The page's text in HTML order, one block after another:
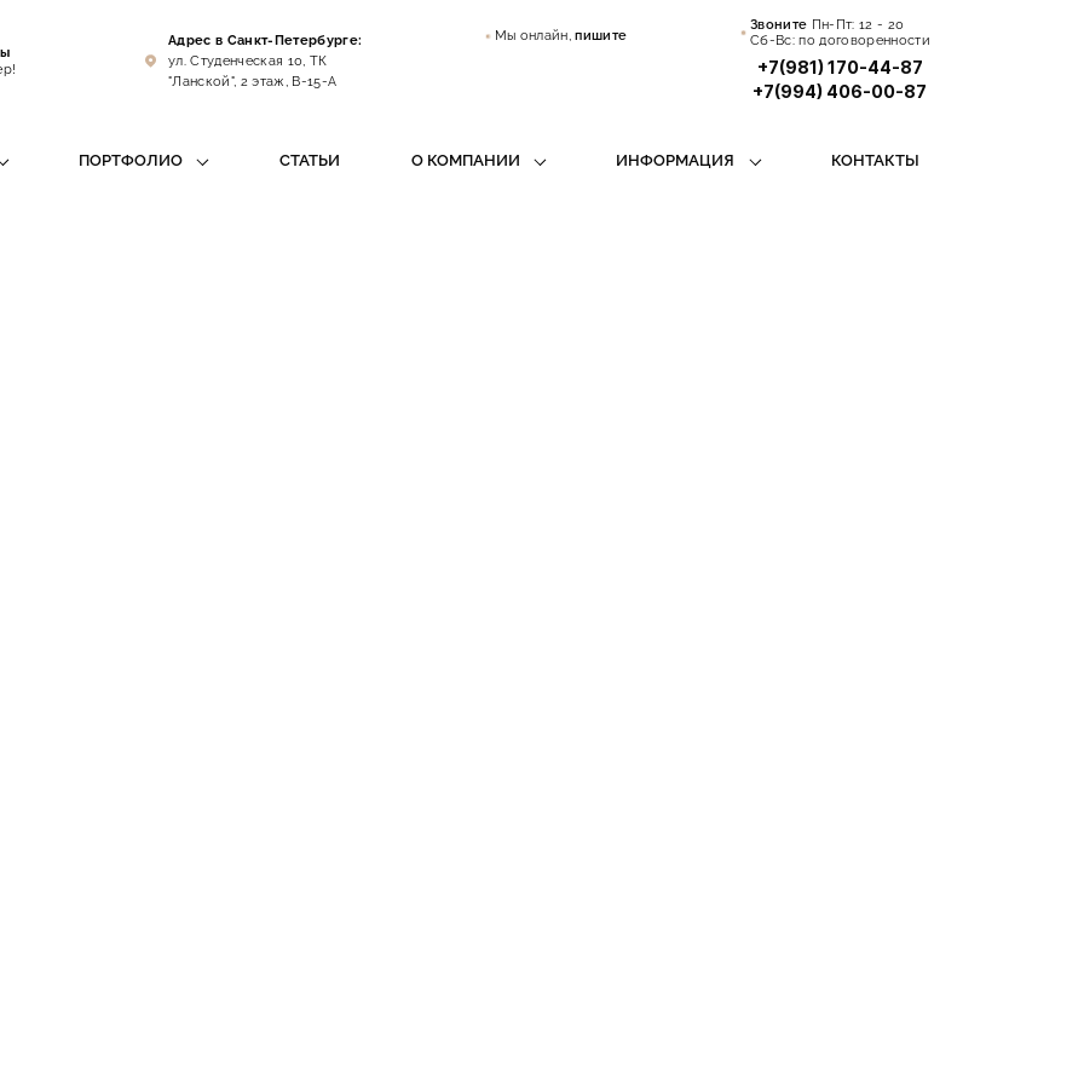
Адрес в Санкт-Петербурге:
ул. Студенческая 10, ТК
"Ланской", 2 этаж, B-15-A
Мы онлайн,пишите
Звоните Пн-Пт: 12 - 20
Сб-Вс: по договоренности
+7(981) 170-44-87
+7(994) 406-00-87
ПОРТФОЛИО СТАТЬИ О КОМПАНИИ ИНФОРМАЦИЯ КОНТАКТЫ